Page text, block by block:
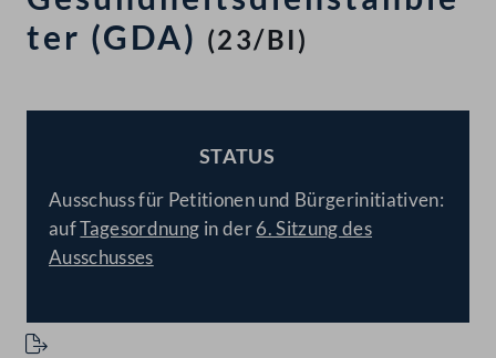
ter (GDA) (23/BI)
STATUS
Ausschuss für Petitionen und Bürgerinitiativen:
aufTagesordnung in der6. Sitzung des
Ausschusses